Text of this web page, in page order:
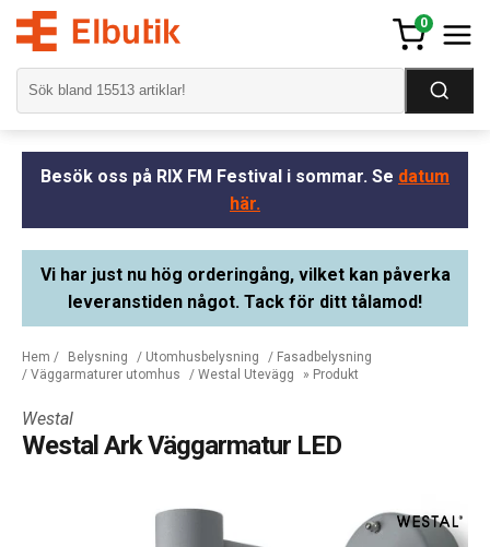
0
Besök oss på RIX FM Festival i sommar. Se datum
här.
Vi har just nu hög orderingång, vilket kan påverka
leveranstiden något. Tack för ditt tålamod!
Hem / Belysning / Utomhusbelysning / Fasadbelysning
/ Väggarmaturer utomhus / Westal Utevägg » Produkt
Westal
Westal Ark Väggarmatur LED